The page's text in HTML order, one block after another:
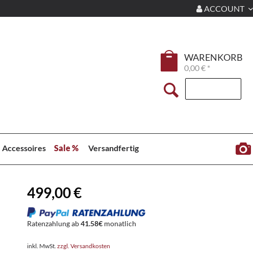
ACCOUNT
WARENKORB
0,00 € *
Accessoires Sale % Versandfertig
499,00 €
Ratenzahlung ab41.58€ monatlich
inkl. MwSt.zzgl. Versandkosten